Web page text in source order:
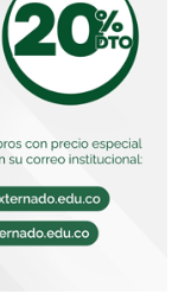
Buscar